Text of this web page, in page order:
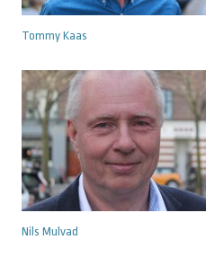
Tommy Kaas
Nils Mulvad